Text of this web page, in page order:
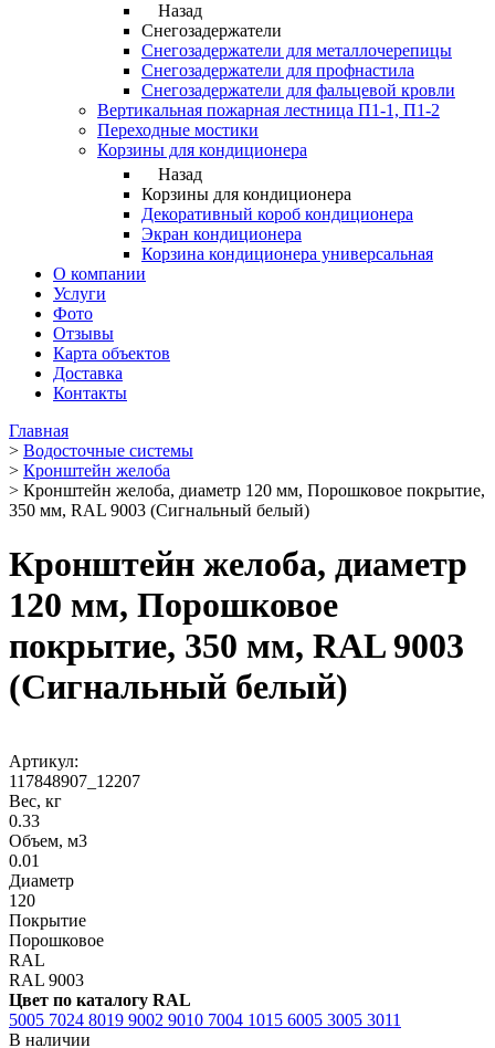
Назад
Снегозадержатели
Снегозадержатели для металлочерепицы
Снегозадержатели для профнастила
Снегозадержатели для фальцевой кровли
Вертикальная пожарная лестница П1-1, П1-2
Переходные мостики
Корзины для кондиционера
Назад
Корзины для кондиционера
Декоративный короб кондиционера
Экран кондиционера
Корзина кондиционера универсальная
О компании
Услуги
Фото
Отзывы
Карта объектов
Доставка
Контакты
Главная
> Водосточные системы
> Кронштейн желоба
> Кронштейн желоба, диаметр 120 мм, Порошковое покрытие,
350 мм, RAL 9003 (Сигнальный белый)
Кронштейн желоба, диаметр
120 мм, Порошковое
покрытие, 350 мм, RAL 9003
(Сигнальный белый)
Артикул:
117848907_12207
Вес, кг
0.33
Объем, м3
0.01
Диаметр
120
Покрытие
Порошковое
RAL
RAL 9003
Цвет по каталогу RAL
5005 7024 8019 9002 9010 7004 1015 6005 3005 3011
В наличии